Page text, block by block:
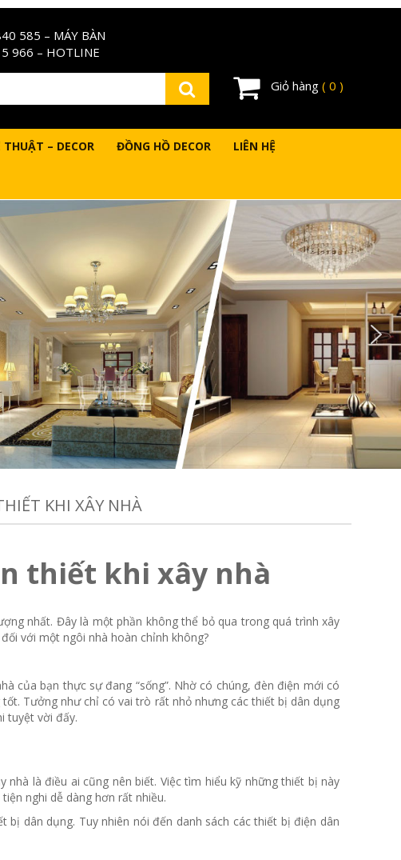
585 – MÁY BÀN
966 – HOTLINE
Giỏ hàng ( 0 )
THUẬT – DECOR ĐỒNG HỒ DECOR LIÊN HỆ
KHI XÂY NHÀ
thiết khi xây nhà
nhất. Đây là một phần không thể bỏ qua trong quá trình xây
với một ngôi nhà hoàn chỉnh không?
của bạn thực sự đang “sống”. Nhờ có chúng, đèn điện mới có
Tưởng như chỉ có vai trò rất nhỏ nhưng các thiết bị dân dụng
tuyệt vời đấy.
là điều ai cũng nên biết. Việc tìm hiểu kỹ những thiết bị này
nghi dễ dàng hơn rất nhiều.
dân dụng. Tuy nhiên nói đến danh sách các thiết bị điện dân